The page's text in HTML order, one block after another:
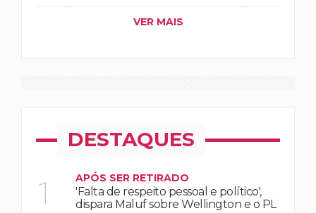
VER MAIS
DESTAQUES
1 APÓS SER RETIRADO
'Falta de respeito pessoal e político',
dispara Maluf sobre Wellington e o PL